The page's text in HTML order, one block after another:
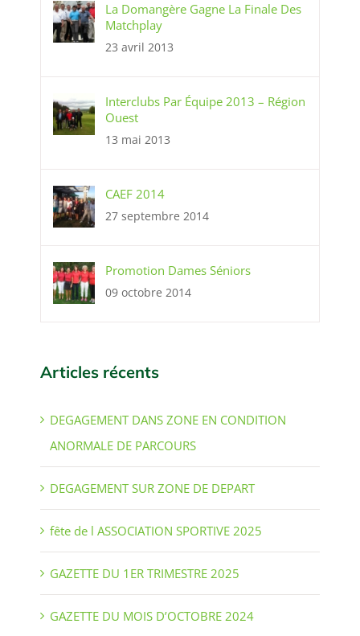
La Domangère Gagne La Finale Des
Matchplay
23 avril 2013
Interclubs Par Équipe 2013 – Région
Ouest
13 mai 2013
CAEF 2014
27 septembre 2014
Promotion Dames Séniors
09 octobre 2014
Articles récents
DEGAGEMENT DANS ZONE EN CONDITION
ANORMALE DE PARCOURS
DEGAGEMENT SUR ZONE DE DEPART
fête de l ASSOCIATION SPORTIVE 2025
GAZETTE DU 1ER TRIMESTRE 2025
GAZETTE DU MOIS D’OCTOBRE 2024